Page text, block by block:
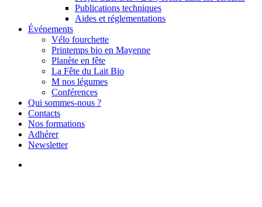
Publications techniques
Aides et réglementations
Événements
Vélo fourchette
Printemps bio en Mayenne
Planète en fête
La Fête du Lait Bio
M nos légumes
Conférences
Qui sommes-nous ?
Contacts
Nos formations
Adhérer
Newsletter